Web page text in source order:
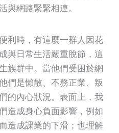
與網路緊緊相連。
利時，有這麼一群人因花
與日常生活嚴重脫節，這
族群中。當他們受困於網
們是懶散、不務正業、叛
的內心狀況。表面上，我
造成身心負面影響，例如
造成課業的下滑；也理解